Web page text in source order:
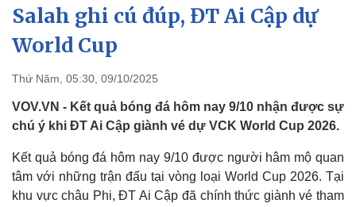
Đảng
Tổ chức nhân sự
Quốc hội
Nhận diện sự thật
Tin 24h
Dự báo thời tiết
Salah ghi cú đúp, ĐT Ai Cập dự
World Cup
Thứ Năm, 05:30, 09/10/2025
VOV.VN - Kết quả bóng đá hôm nay 9/10 nhận được sự
chú ý khi ĐT Ai Cập giành vé dự VCK World Cup 2026.
Kết quả bóng đá hôm nay 9/10 được người hâm mộ quan
tâm với những trận đấu tại vòng loại World Cup 2026. Tại
khu vực châu Phi, ĐT Ai Cập đã chính thức giành vé tham